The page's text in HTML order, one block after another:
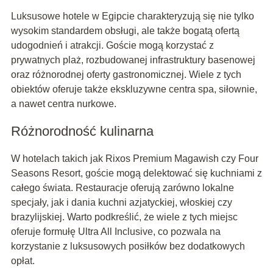
Luksusowe hotele w Egipcie charakteryzują się nie tylko
wysokim standardem obsługi, ale także bogatą ofertą
udogodnień i atrakcji. Goście mogą korzystać z
prywatnych plaż, rozbudowanej infrastruktury basenowej
oraz różnorodnej oferty gastronomicznej. Wiele z tych
obiektów oferuje także ekskluzywne centra spa, siłownie,
a nawet centra nurkowe.
Różnorodność kulinarna
W hotelach takich jak Rixos Premium Magawish czy Four
Seasons Resort, goście mogą delektować się kuchniami z
całego świata. Restauracje oferują zarówno lokalne
specjały, jak i dania kuchni azjatyckiej, włoskiej czy
brazylijskiej. Warto podkreślić, że wiele z tych miejsc
oferuje formułę Ultra All Inclusive, co pozwala na
korzystanie z luksusowych posiłków bez dodatkowych
opłat.